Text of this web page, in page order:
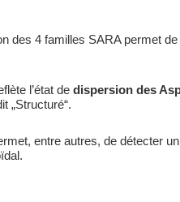
des 4 familles SARA permet
l’état dedispersion des
„Structuré“.
entre autres, de détecter un